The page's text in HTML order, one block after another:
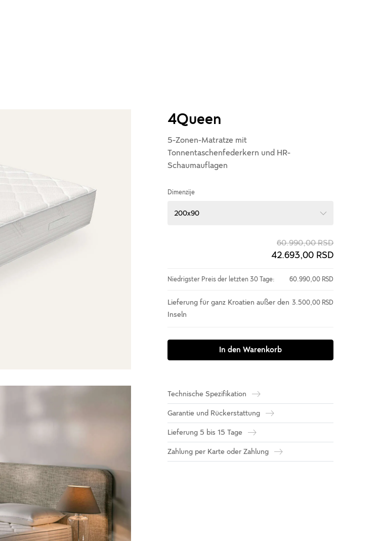
4Queen
5-Zonen-Matratze mit
Tonnentaschenfederkern und HR-
Schaumauflagen
Dimenzije
200x90
60.990,00 RSD
42.693,00 RSD
Niedrigster Preis der letzten 30 Tage: 60.990,00 RSD
Lieferung für ganz Kroatien außer den
Inseln
3.500,00 RSD
In den Warenkorb
Technische Spezifikation
Garantie und Rückerstattung
Lieferung 5 bis 15 Tage
Zahlung per Karte oder Zahlung